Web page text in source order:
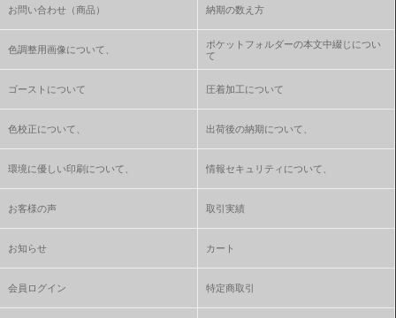
お問い合わせ（商品） 納期の数え方
色調整用画像について、
ポケットフォルダーの本文中綴じについ
て
ゴーストについて 圧着加工について
色校正について、 出荷後の納期について、
環境に優しい印刷について、 情報セキュリティについて、
お客様の声 取引実績
お知らせ カート
会員ログイン 特定商取引